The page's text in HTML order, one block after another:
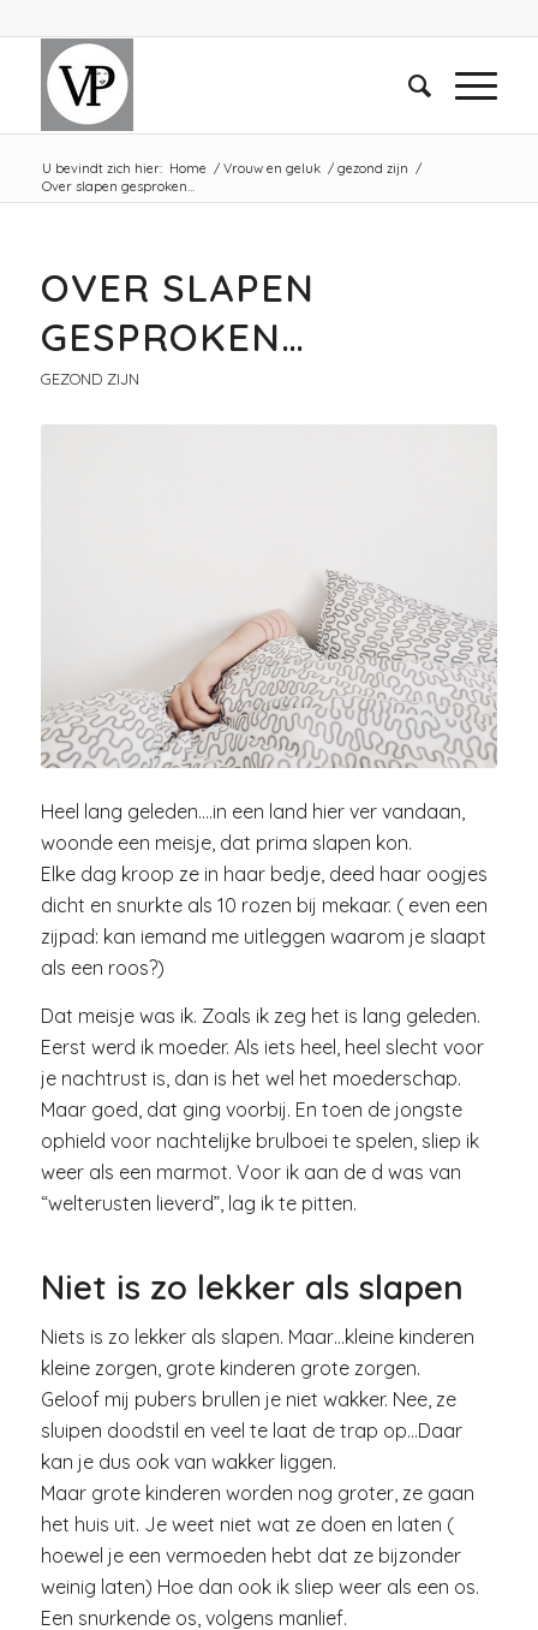
U bevindt zich hier: Home / Vrouw en geluk / gezond zijn /
Over slapen gesproken…
OVER SLAPEN
GESPROKEN…
GEZOND ZIJN
Heel lang geleden….in een land hier ver vandaan,
woonde een meisje, dat prima slapen kon.
Elke dag kroop ze in haar bedje, deed haar oogjes
dicht en snurkte als 10 rozen bij mekaar. ( even een
zijpad: kan iemand me uitleggen waarom je slaapt
als een roos?)
Dat meisje was ik. Zoals ik zeg het is lang geleden.
Eerst werd ik moeder. Als iets heel, heel slecht voor
je nachtrust is, dan is het wel het moederschap.
Maar goed, dat ging voorbij. En toen de jongste
ophield voor nachtelijke brulboei te spelen, sliep ik
weer als een marmot. Voor ik aan de d was van
“welterusten lieverd”, lag ik te pitten.
Niet is zo lekker als slapen
Niets is zo lekker als slapen. Maar…kleine kinderen
kleine zorgen, grote kinderen grote zorgen.
Geloof mij pubers brullen je niet wakker. Nee, ze
sluipen doodstil en veel te laat de trap op…Daar
kan je dus ook van wakker liggen.
Maar grote kinderen worden nog groter, ze gaan
het huis uit. Je weet niet wat ze doen en laten (
hoewel je een vermoeden hebt dat ze bijzonder
weinig laten) Hoe dan ook ik sliep weer als een os.
Een snurkende os, volgens manlief.